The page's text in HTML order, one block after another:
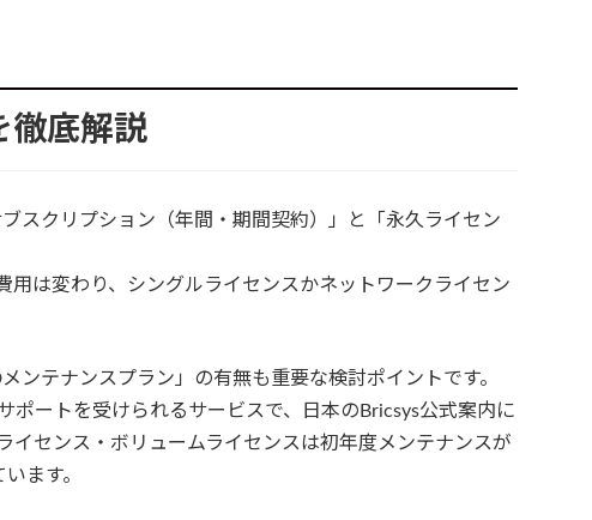
徹底解説
スクリプション（年間・期間契約）」と「永久ライセン
用は変わり、シングルライセンスかネットワークライセン
ンテナンスプラン」の有無も重要な検討ポイントです。
ポートを受けられるサービスで、日本のBricsys公式案内に
イセンス・ボリュームライセンスは初年度メンテナンスが
ます。